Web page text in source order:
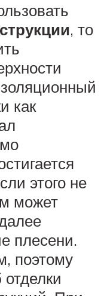
, то
как
этого не
может
плесени.
поэтому